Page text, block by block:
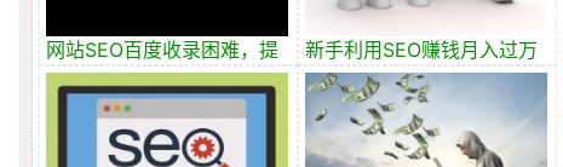
网站SEO百度收录困难，提
升收录2个技巧
新手利用SEO赚钱月入过万
的2个方向